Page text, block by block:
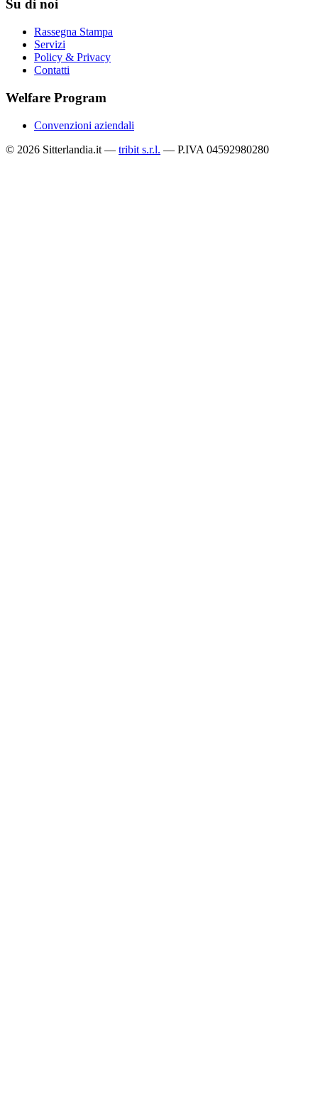
Su di noi
Rassegna Stampa
Servizi
Policy & Privacy
Contatti
Welfare Program
Convenzioni aziendali
© 2026 Sitterlandia.it — tribit s.r.l. — P.IVA 04592980280